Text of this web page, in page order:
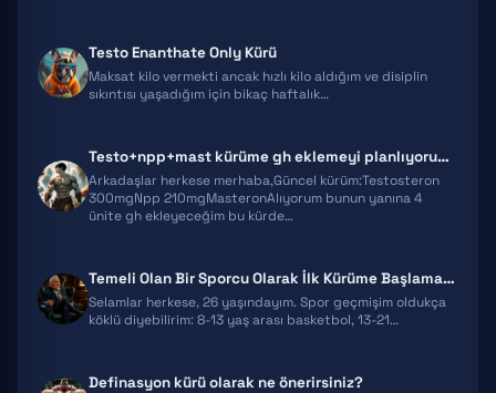
DIANABOL
Testo Enanthate Only Kürü
Maksat kilo vermekti ancak hızlı kilo aldığım ve disiplin
sıkıntısı yaşadığım için bikaç haftalık…
Testo+npp+mast kürüme gh eklemeyi planlıyorum ekstra önerileriniz olur…
Arkadaşlar herkese merhaba,Güncel kürüm:Testosteron
300mgNpp 210mgMasteronAlıyorum bunun yanına 4
ünite gh ekleyeceğim bu kürde…
Temeli Olan Bir Sporcu Olarak İlk Kürüme Başlamayı Düşünüyorum – Tavsi…
Selamlar herkese, 26 yaşındayım. Spor geçmişim oldukça
köklü diyebilirim: 8-13 yaş arası basketbol, 13-21…
Definasyon kürü olarak ne önerirsiniz?